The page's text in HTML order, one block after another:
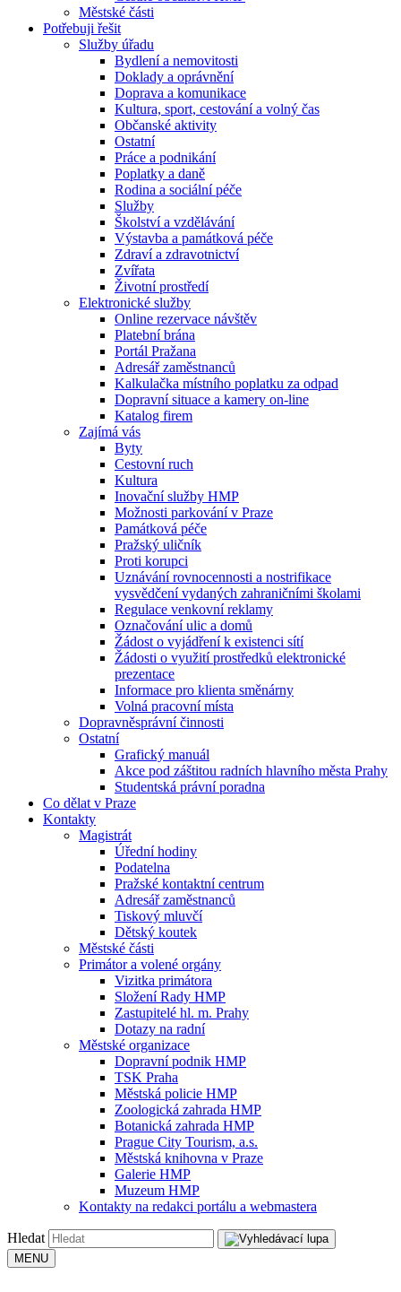
Městské části
Potřebuji řešit
Služby úřadu
Bydlení a nemovitosti
Doklady a oprávnění
Doprava a komunikace
Kultura, sport, cestování a volný čas
Občanské aktivity
Ostatní
Práce a podnikání
Poplatky a daně
Rodina a sociální péče
Služby
Školství a vzdělávání
Výstavba a památková péče
Zdraví a zdravotnictví
Zvířata
Životní prostředí
Elektronické služby
Online rezervace návštěv
Platební brána
Portál Pražana
Adresář zaměstnanců
Kalkulačka místního poplatku za odpad
Dopravní situace a kamery on-line
Katalog firem
Zajímá vás
Byty
Cestovní ruch
Kultura
Inovační služby HMP
Možnosti parkování v Praze
Památková péče
Pražský uličník
Proti korupci
Uznávání rovnocennosti a nostrifikace
vysvědčení vydaných zahraničními školami
Regulace venkovní reklamy
Označování ulic a domů
Žádost o vyjádření k existenci sítí
Žádosti o využití prostředků elektronické
prezentace
Informace pro klienta směnárny
Volná pracovní místa
Dopravněsprávní činnosti
Ostatní
Grafický manuál
Akce pod záštitou radních hlavního města Prahy
Studentská právní poradna
Co dělat v Praze
Kontakty
Magistrát
Úřední hodiny
Podatelna
Pražské kontaktní centrum
Adresář zaměstnanců
Tiskový mluvčí
Dětský koutek
Městské části
Primátor a volené orgány
Vizitka primátora
Složení Rady HMP
Zastupitelé hl. m. Prahy
Dotazy na radní
Městské organizace
Dopravní podnik HMP
TSK Praha
Městská policie HMP
Zoologická zahrada HMP
Botanická zahrada HMP
Prague City Tourism, a.s.
Městská knihovna v Praze
Galerie HMP
Muzeum HMP
Kontakty na redakci portálu a webmastera
Hledat
MENU